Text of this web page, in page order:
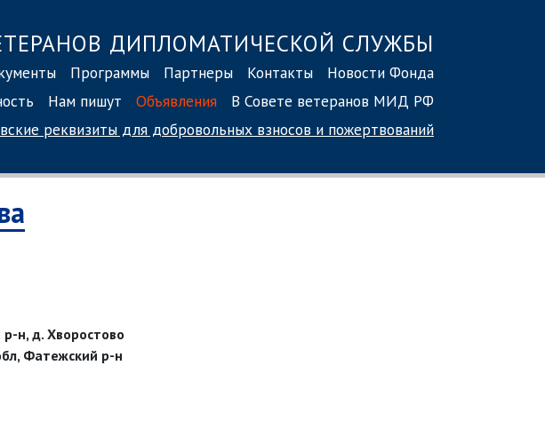
ДИПЛОМАТИЧЕСКОЙ СЛУЖБЫ
Программы Партнеры Контакты
Новости Фонда
Нам пишут Объявления
В Совете ветеранов МИД РФ
реквизиты для добровольных взносов и пожертвований
н, д. Хворостово
Фатежский р-н